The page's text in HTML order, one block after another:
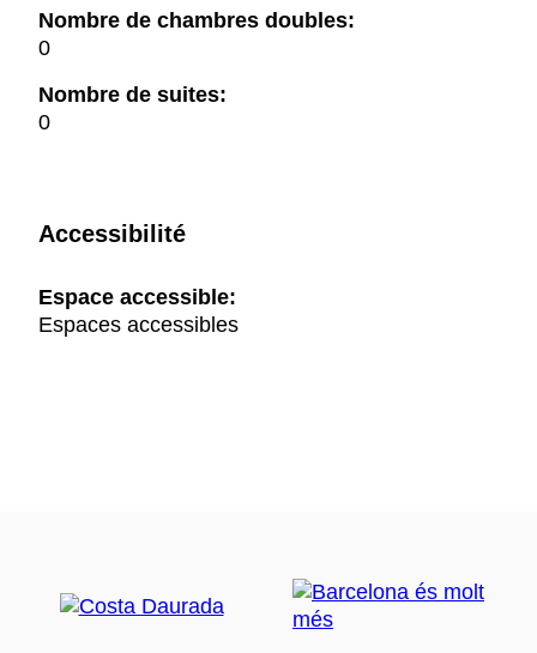
Nombre de chambres doubles:
0
Nombre de suites:
0
Accessibilité
Espace accessible:
Espaces accessibles